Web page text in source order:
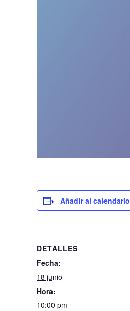
Añadir al calendario
DETALLES
Fecha:
18 junio
Hora:
10:00 pm